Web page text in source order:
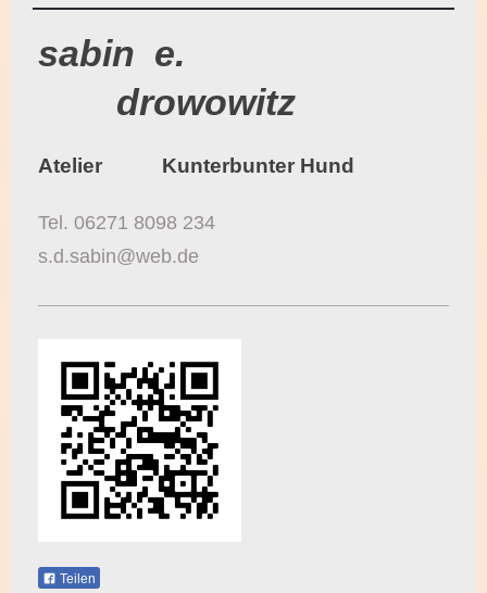
sabin e.
drowowitz
Atelier Kunterbunter Hund
Tel. 06271 8098 234
s.d.sabin@web.de
Teilen